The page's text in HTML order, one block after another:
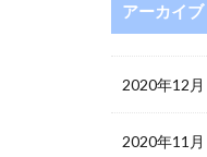
アーカイブ
2020年12月
2020年11月